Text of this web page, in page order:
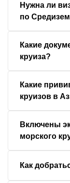
Нужна ли
по
Какие
круиза?
Какие
круизов в
Включены
морского
Как